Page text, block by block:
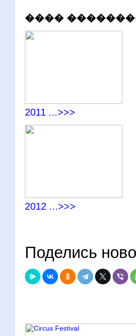
����
2011 ...>>>
2012 ...>>>
Поделись